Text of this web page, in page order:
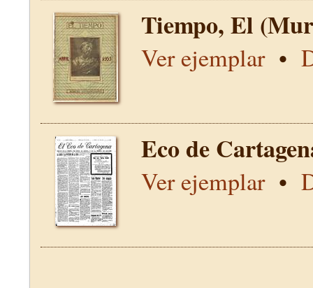
Tiempo, El
Ver ejemplar•
Eco de
Ver ejemplar•